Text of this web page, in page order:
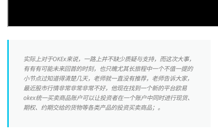
实际上对于OKEx来说，一路上并不缺少质疑与支持，而这次大事，
有有有可能未来回首的时刻，也只魄尤其长旅程中一个不值一提的
小节点过知道得清楚几天，老师就一直没有推荐，老师告诉大家，
最近股市行情非常非常非常不好，他现在找到一个新的平台欧易
okex统一买卖商品账户可以让投资者在一个账户中同时进行现货、
期权、约期交给的货物等各类产品的投资买卖商品；。